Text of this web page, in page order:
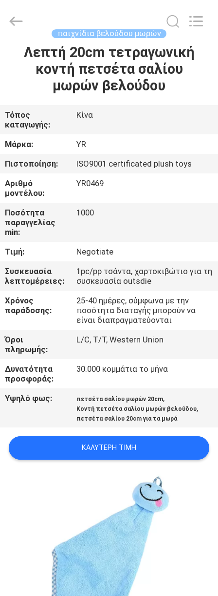
ΣΠΊΤΙ
ΠΡΟΪΌΝΤΑ
ΠΕΡΊΠΟΥ
ΕΜΕΊΣ
ΓΎΡΟΣ
ΕΡΓΟΣΤΑΣΊΩΝ
ΠΟΙΟΤΙΚΌΣ
ΈΛΕΓΧΟΣ
ΜΑΣ
ΕΛΆΤΕ
ΕΠΑΦΉ
ΕΙΔΉΣΕΙΣ
ΖΗΤΉΣΤΕ
ΈΝΑ
ΑΠΌΣΠΑΣΜΑ
SITEMAP
παιχνίδια βελούδου μωρών
Λεπτή 20cm τετραγωνική
κοντή πετσέτα σαλίου
μωρών βελούδου
Τόπος
καταγωγής:
Κίνα
Μάρκα:
YR
Πιστοποίηση:
ISO9001 certificated plush toys
Αριθμό
μοντέλου:
YR0469
Ποσότητα
παραγγελίας
min:
1000
Τιμή:
Negotiate
Συσκευασία
λεπτομέρειες:
1pc/pp τσάντα, χαρτοκιβώτιο για τη
συσκευασία outsdie
Χρόνος
παράδοσης:
25-40 ημέρες, σύμφωνα με την
ποσότητα διαταγής μπορούν να
είναι διαπραγματεύονται
Όροι
πληρωμής:
L/C, T/T, Western Union
Δυνατότητα
προσφοράς:
30.000 κομμάτια το μήνα
Υψηλό φως: πετσέτα σαλίου μωρών 20cm,
Κοντή πετσέτα σαλίου μωρών βελούδου,
πετσέτα σαλίου 20cm για τα μωρά
ΚΑΛΎΤΕΡΗ ΤΙΜΉ